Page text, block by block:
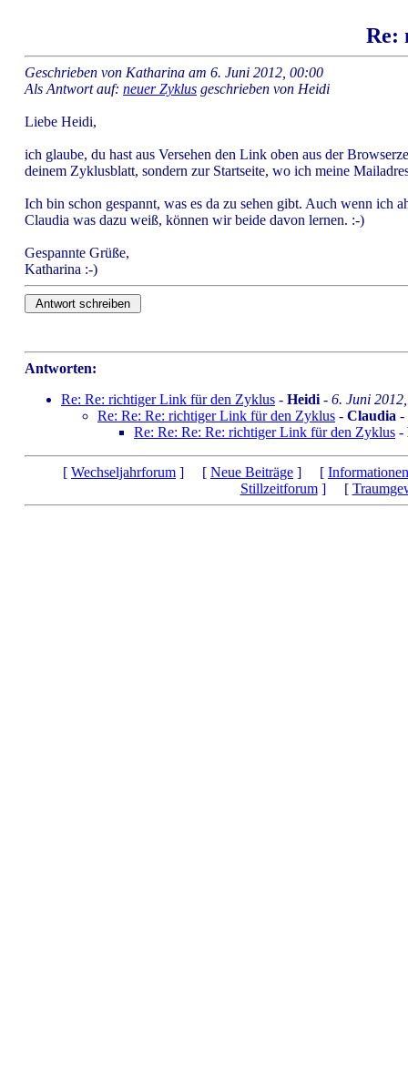
Re:
Geschrieben von Katharina am 6. Juni 2012, 00:00
Als Antwort auf: neuer Zyklus geschrieben von Heidi
Liebe Heidi,
ich glaube, du hast aus Versehen den Link oben aus der
deinem Zyklusblatt, sondern zur Startseite, wo ich meine
Ich bin schon gespannt, was es da zu sehen gibt. Auch wenn ich
Claudia was dazu weiß, können wir beide davon lernen. :-)
Gespannte Grüße,
Katharina :-)
Antworten:
Re: Re: richtiger Link für den Zyklus - Heidi - 6. Juni
Re: Re: Re: richtiger Link für den Zyklus - Claudia -
Re: Re: Re: Re: richtiger Link für den Zyklus -
[ Wechseljahrforum ] [ Neue Beiträge ] [ Informationen
Stillzeitforum] [